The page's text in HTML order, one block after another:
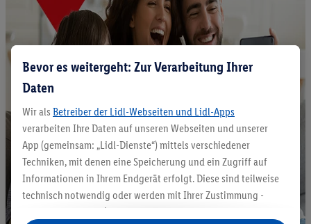
Bevor es weitergeht: Zur Verarbeitung Ihrer
Daten
Wir als Betreiber der Lidl-Webseiten und Lidl-Apps
verarbeiten Ihre Daten auf unseren Webseiten und unserer
App (gemeinsam: „Lidl-Dienste“) mittels verschiedener
Techniken, mit denen eine Speicherung und ein Zugriff auf
Informationen in Ihrem Endgerät erfolgt. Diese sind teilweise
technisch notwendig oder werden mit Ihrer Zustimmung -
auch durch Partner (u.a.